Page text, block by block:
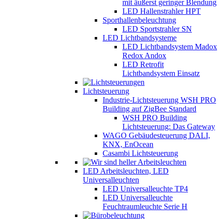
mit äußerst geringer Blendung
LED Hallenstrahler HPT
Sporthallenbeleuchtung
LED Sportstrahler SN
LED Lichtbandsysteme
LED Lichtbandsystem Madox
Redox Andox
LED Retrofit
Lichtbandsystem Einsatz
Lichtsteuerung
Industrie-Lichtsteuerung WSH PRO
Building auf ZigBee Standard
WSH PRO Building
Lichtsteuerung: Das Gateway
WAGO Gebäudesteuerung DALI,
KNX, EnOcean
Casambi Lichtsteuerung
LED Arbeitsleuchten, LED
Universalleuchten
LED Universalleuchte TP4
LED Universalleuchte
Feuchtraumleuchte Serie H